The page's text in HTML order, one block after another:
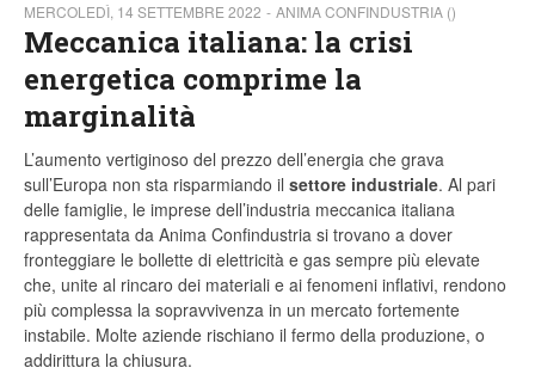
MERCOLEDÌ, 14 SETTEMBRE 2022 ANIMA CONFINDUSTRIA ()
Meccanica italiana: la crisi
energetica comprime la
marginalità
L’aumento vertiginoso del prezzo dell’energia che grava
sull’Europa non sta risparmiando il settore industriale. Al pari
delle famiglie, le imprese dell’industria meccanica italiana
rappresentata da Anima Confindustria si trovano a dover
fronteggiare le bollette di elettricità e gas sempre più elevate
che, unite al rincaro dei materiali e ai fenomeni inflativi, rendono
più complessa la sopravvivenza in un mercato fortemente
instabile. Molte aziende rischiano il fermo della produzione, o
addirittura la chiusura.